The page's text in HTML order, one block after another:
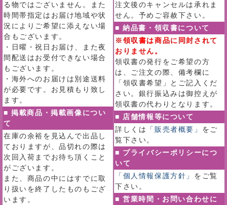
る物ではございません。また
時間帯指定はお届け地域や状
況によりご希望に添えない場
合もございます。
・日曜・祝日お届け、また夜
間配送はお受付できない場合
もございます。
・海外へのお届けは別途送料
が必要です。お見積もり致し
ます。
■ 掲載商品・掲載画像につい
て
在庫の余裕を見込んで出品し
ておりますが、品切れの際は
次回入荷までお待ち頂くこと
がございます。
また、商品の中にはすでに取
り扱いを終了したものもござ
います。
注文後のキャンセルは承れま
せん。予めご容赦下さい。
■ 納品書・領収書について
※領収書は商品に同封されて
おりません。
領収書の発行をご希望の方
は、ご注文の際、備考欄に
「領収書希望」とご記入くだ
さい。銀行振込みは御控えが
領収書の代わりとなります。
■ 店舗情報等について
詳しくは
「販売者概要」 をご
覧下さい。
■ プライバシーポリシーにつ
いて
「個人情報保護方針」 をご覧
下さい。
■ 営業時間・お問い合わせに